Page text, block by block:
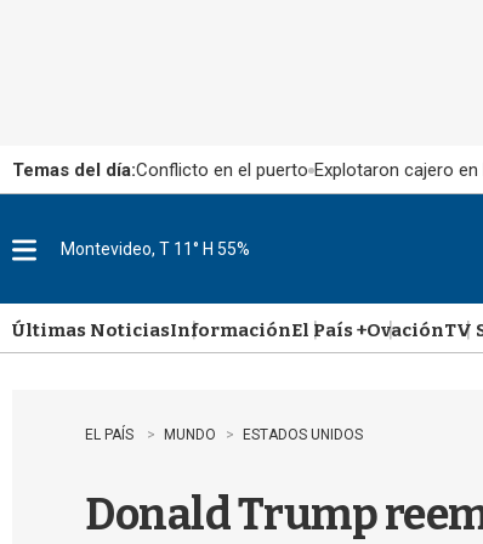
Temas del día:Conflicto en el puerto Explotaron cajero
u
Montevideo, T 11° H 55%
Últimas NoticiasInformaciónEl País +OvaciónTV
EL PAÍS MUNDO ESTADOS UNIDOS
Donald Trump